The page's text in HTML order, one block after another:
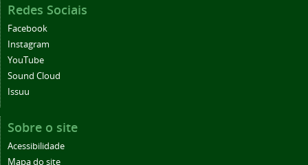
Redes Sociais
Facebook
Instagram
YouTube
Sound Cloud
Issuu
Sobre o site
Acessibilidade
Mapa do site